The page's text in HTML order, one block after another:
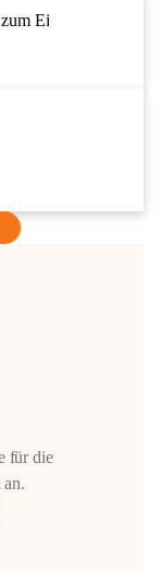
Ei
für die